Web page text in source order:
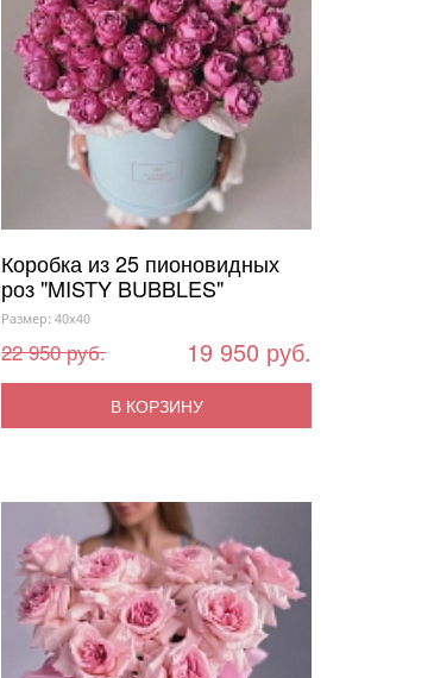
Коробка из 25 пионовидных
роз "MISTY BUBBLES"
Размер: 40x40
22 950 руб. 19 950 руб.
В КОРЗИНУ